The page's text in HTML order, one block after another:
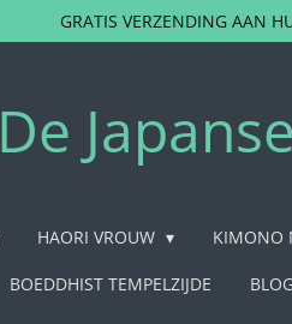
GRATIS VERZENDING AAN
De
HAORI VROUW KIMONO
BOEDDHIST TEMPELZIJDE